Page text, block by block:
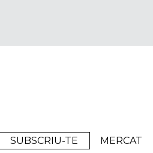
SUBSCRIU-TE MERCAT